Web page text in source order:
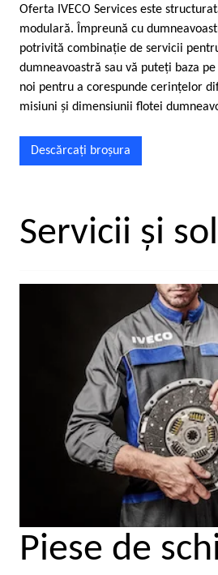
Oferta IVECO Services este
modulară. Împreună cu
potrivită combinaţie de servicii
dumneavoastră sau vă puteţi baza
noi pentru a corespunde cerinţelor
misiuni şi dimensiunii flotei
Descărcaţi broşura
Servicii şi
Piese de